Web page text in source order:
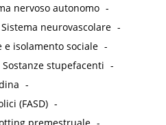
nervoso autonomo -
Sistema neurovascolare -
e isolamento sociale -
Sostanze stupefacenti -
-
(FASD) -